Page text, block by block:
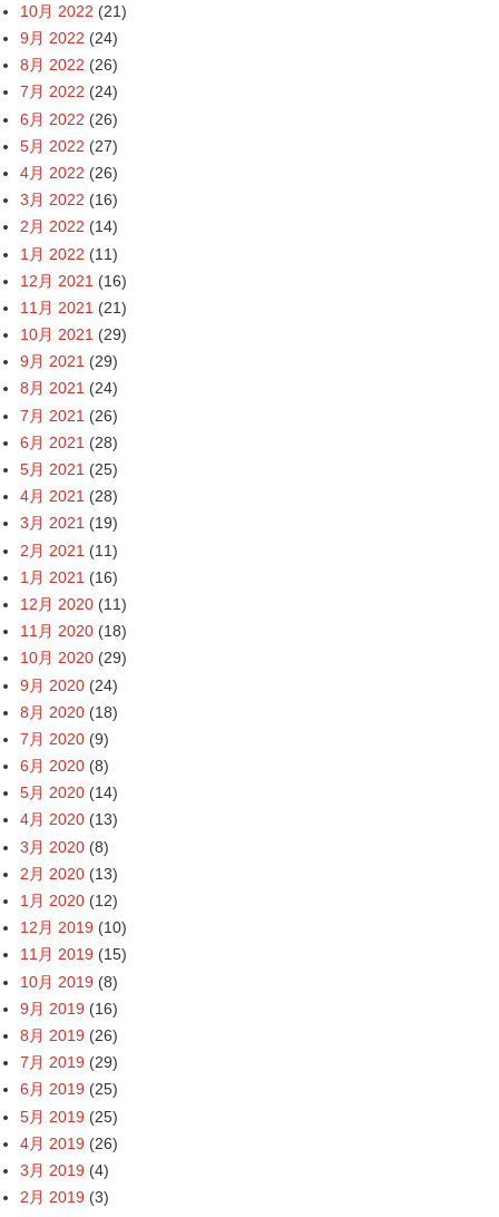
10月 2022 (21)
9月 2022 (24)
8月 2022 (26)
7月 2022 (24)
6月 2022 (26)
5月 2022 (27)
4月 2022 (26)
3月 2022 (16)
2月 2022 (14)
1月 2022 (11)
12月 2021 (16)
11月 2021 (21)
10月 2021 (29)
9月 2021 (29)
8月 2021 (24)
7月 2021 (26)
6月 2021 (28)
5月 2021 (25)
4月 2021 (28)
3月 2021 (19)
2月 2021 (11)
1月 2021 (16)
12月 2020 (11)
11月 2020 (18)
10月 2020 (29)
9月 2020 (24)
8月 2020 (18)
7月 2020 (9)
6月 2020 (8)
5月 2020 (14)
4月 2020 (13)
3月 2020 (8)
2月 2020 (13)
1月 2020 (12)
12月 2019 (10)
11月 2019 (15)
10月 2019 (8)
9月 2019 (16)
8月 2019 (26)
7月 2019 (29)
6月 2019 (25)
5月 2019 (25)
4月 2019 (26)
3月 2019 (4)
2月 2019 (3)